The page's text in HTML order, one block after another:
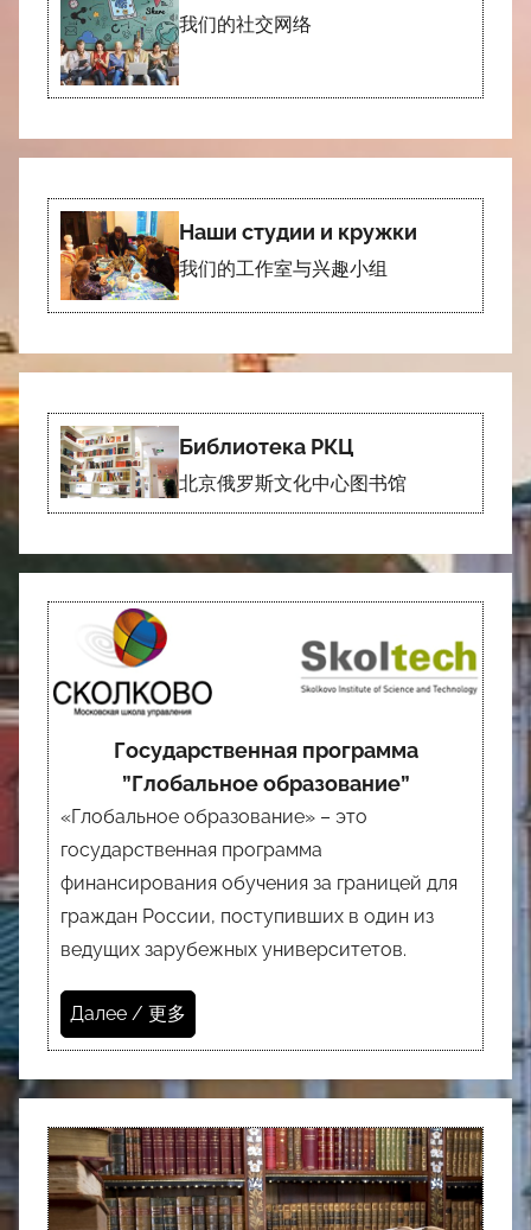
我们的社交网络
Наши студии и кружки
我们的工作室与兴趣小组
Библиотека РКЦ
北京俄罗斯文化中心图书馆
Государственная программа
”Глобальное образование”
«Глобальное образование» – это
государственная программа
финансирования обучения за границей для
граждан России, поступивших в один из
ведущих зарубежных университетов.
Далее / 更多